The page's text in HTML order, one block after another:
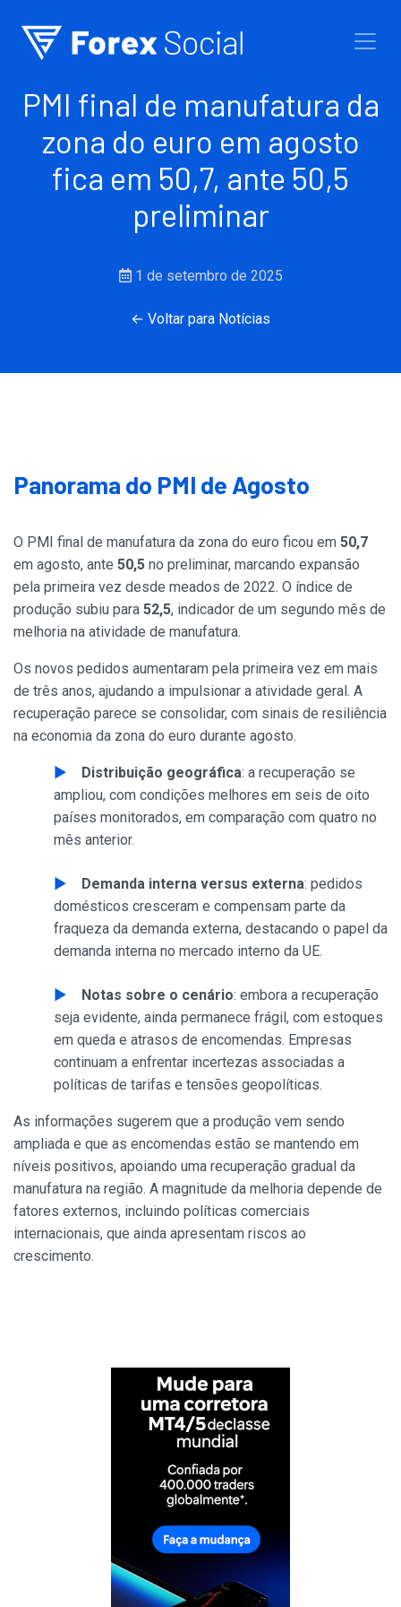
PMI final de manufatura da
zona do euro em agosto
fica em 50,7, ante 50,5
preliminar
1 de setembro de 2025
← Voltar para Notícias
Panorama do PMI de Agosto
O PMI final de manufatura da zona do euro ficou em 50,7
em agosto, ante 50,5 no preliminar, marcando expansão
pela primeira vez desde meados de 2022. O índice de
produção subiu para 52,5, indicador de um segundo mês de
melhoria na atividade de manufatura.
Os novos pedidos aumentaram pela primeira vez em mais
de três anos, ajudando a impulsionar a atividade geral. A
recuperação parece se consolidar, com sinais de resiliência
na economia da zona do euro durante agosto.
Distribuição geográfica: a recuperação se
ampliou, com condições melhores em seis de oito
países monitorados, em comparação com quatro no
mês anterior.
Demanda interna versus externa: pedidos
domésticos cresceram e compensam parte da
fraqueza da demanda externa, destacando o papel da
demanda interna no mercado interno da UE.
Notas sobre o cenário: embora a recuperação
seja evidente, ainda permanece frágil, com estoques
em queda e atrasos de encomendas. Empresas
continuam a enfrentar incertezas associadas a
políticas de tarifas e tensões geopolíticas.
As informações sugerem que a produção vem sendo
ampliada e que as encomendas estão se mantendo em
níveis positivos, apoiando uma recuperação gradual da
manufatura na região. A magnitude da melhoria depende de
fatores externos, incluindo políticas comerciais
internacionais, que ainda apresentam riscos ao
crescimento.